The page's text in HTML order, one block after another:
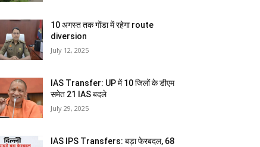
10 अगस्त तक गोंडा में रहेगा route
diversion
July 12, 2025
IAS Transfer: UP में 10 जिलों के डीएम
समेत 21 IAS बदले
July 29, 2025
IAS IPS Transfers: बड़ा फेरबदल, 68